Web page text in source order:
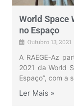
World Space
no Espaço
Outubro 13, 2021
A RAEGE-Az
2021 da World
Espaço”, com a
Ler Mais »